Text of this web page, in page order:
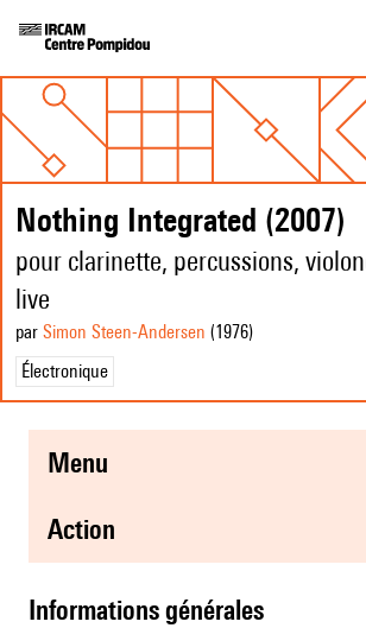
Nothing Integrated (2007)
pour clarinette, percussions,
live
par Simon Steen-Andersen (1976)
Électronique
menu
action
informations générales